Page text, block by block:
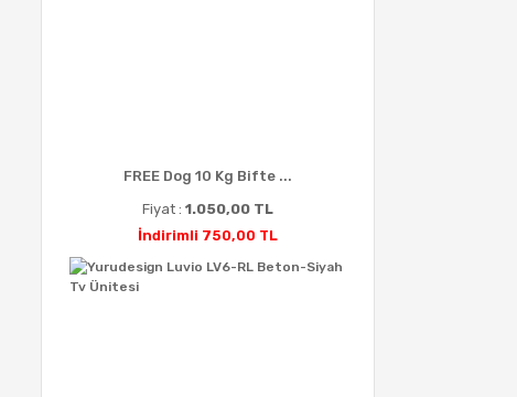
FREE Dog 10 Kg Bifte ...
Fiyat : 1.050,00 TL
İndirimli 750,00 TL